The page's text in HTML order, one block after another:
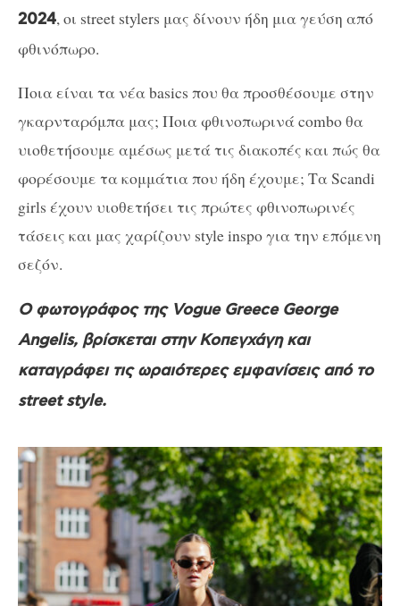
2024, οι street stylers μας δίνουν ήδη μια γεύση από
φθινόπωρο.
Ποια είναι τα νέα basics που θα προσθέσουμε στην
γκαρνταρόμπα μας; Ποια φθινοπωρινά combo θα
υιοθετήσουμε αμέσως μετά τις διακοπές και πώς θα
φορέσουμε τα κομμάτια που ήδη έχουμε; Τα Scandi
girls έχουν υιοθετήσει τις πρώτες φθινοπωρινές
τάσεις και μας χαρίζουν style inspo για την επόμενη
σεζόν.
Ο φωτογράφος της Vogue Greece George
Angelis, βρίσκεται στην Κοπεγχάγη και
καταγράφει τις ωραιότερες εμφανίσεις από το
street style.